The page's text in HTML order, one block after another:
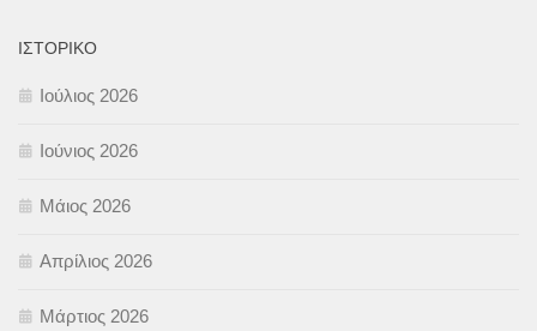
ΙΣΤΟΡΙΚΌ
Ιούλιος 2026
Ιούνιος 2026
Μάιος 2026
Απρίλιος 2026
Μάρτιος 2026